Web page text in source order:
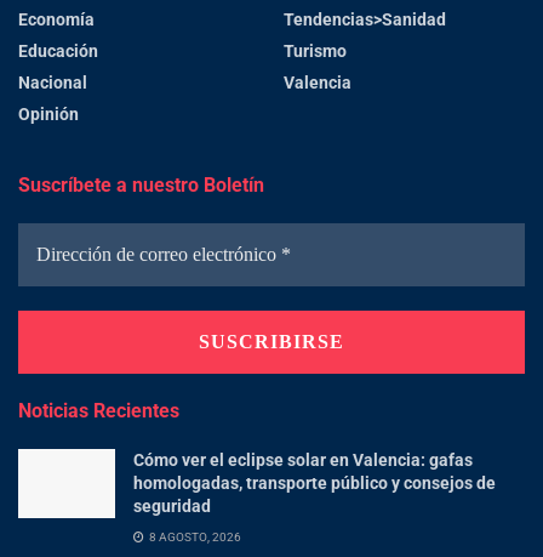
Economía
Educación
Nacional
Opinión
Tendencias>Sanidad
Turismo
Valencia
Suscríbete a nuestro Boletín
Noticias Recientes
Cómo ver el eclipse solar en Valencia: gafas
homologadas, transporte público y consejos de
seguridad
8 AGOSTO, 2026